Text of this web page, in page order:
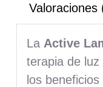
Valoraciones
La Active
terapia de
los